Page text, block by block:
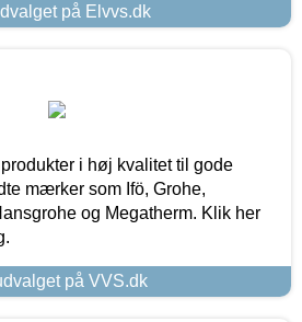
på Elvvs.dk
i høj kvalitet til gode
mærker som Ifö, Grohe,
og Megatherm. Klik her
på VVS.dk